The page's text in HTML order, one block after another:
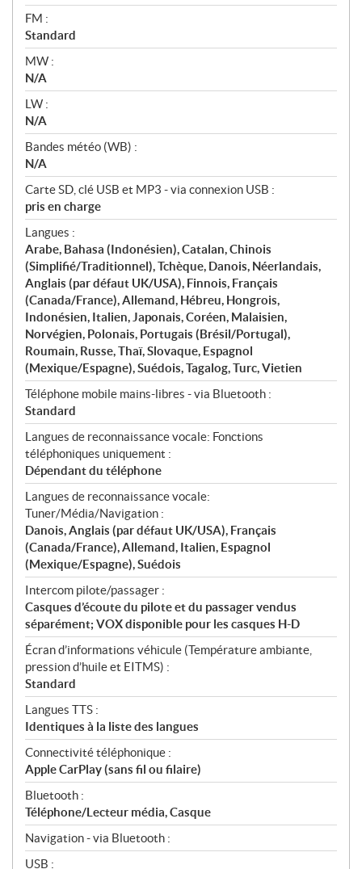
FM :
Standard
MW :
N/A
LW :
N/A
Bandes météo (WB) :
N/A
Carte SD, clé USB et MP3 - via connexion USB :
pris en charge
Langues :
Arabe, Bahasa (Indonésien), Catalan, Chinois
(Simplifié/Traditionnel), Tchèque, Danois, Néerlandais,
Anglais (par défaut UK/USA), Finnois, Français
(Canada/France), Allemand, Hébreu, Hongrois,
Indonésien, Italien, Japonais, Coréen, Malaisien,
Norvégien, Polonais, Portugais (Brésil/Portugal),
Roumain, Russe, Thaï, Slovaque, Espagnol
(Mexique/Espagne), Suédois, Tagalog, Turc, Vietien
Téléphone mobile mains-libres - via Bluetooth :
Standard
Langues de reconnaissance vocale: Fonctions
téléphoniques uniquement :
Dépendant du téléphone
Langues de reconnaissance vocale:
Tuner/Média/Navigation :
Danois, Anglais (par défaut UK/USA), Français
(Canada/France), Allemand, Italien, Espagnol
(Mexique/Espagne), Suédois
Intercom pilote/passager :
Casques d’écoute du pilote et du passager vendus
séparément; VOX disponible pour les casques H-D
Écran d’informations véhicule (Température ambiante,
pression d’huile et EITMS) :
Standard
Langues TTS :
Identiques à la liste des langues
Connectivité téléphonique :
Apple CarPlay (sans fil ou filaire)
Bluetooth :
Téléphone/Lecteur média, Casque
Navigation - via Bluetooth :
USB :